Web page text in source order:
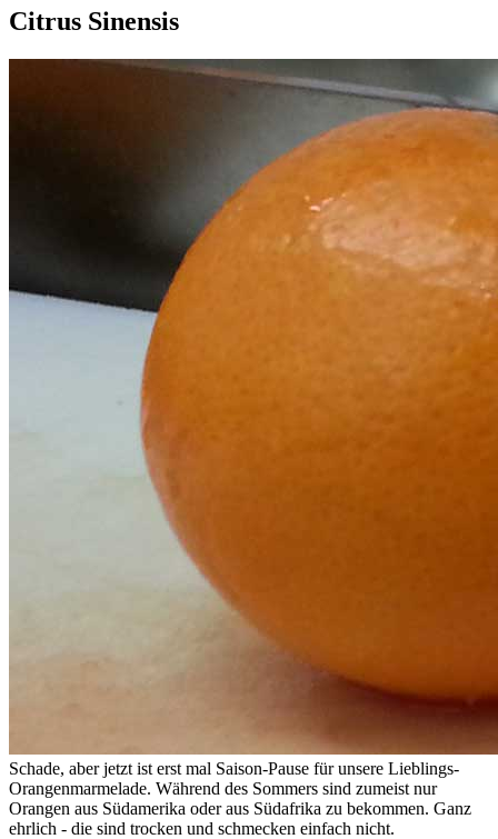
Citrus Sinensis
Schade, aber jetzt ist erst mal Saison-Pause für unsere Lieblings-
Orangenmarmelade. Während des Sommers sind zumeist nur
Orangen aus Südamerika oder aus Südafrika zu bekommen. Ganz
ehrlich - die sind trocken und schmecken einfach nicht.